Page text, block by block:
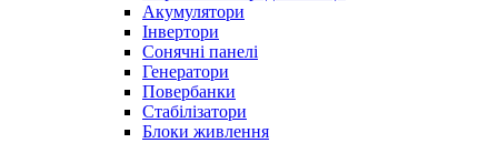
Акумулятори
Інвертори
Сонячні панелі
Генератори
Повербанки
Стабілізатори
Блоки живлення